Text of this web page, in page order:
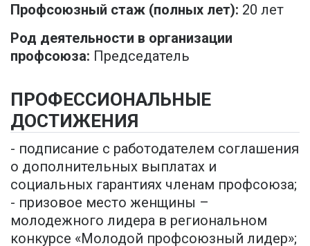
Профсоюзный стаж (полных лет): 20 лет
Род деятельности в организации
профсоюза: Председатель
ПРОФЕССИОНАЛЬНЫЕ
ДОСТИЖЕНИЯ
- подписание с работодателем соглашения
о дополнительных выплатах и
социальных гарантиях членам профсоюза;
- призовое место женщины –
молодежного лидера в региональном
конкурсе «Молодой профсоюзный лидер»;